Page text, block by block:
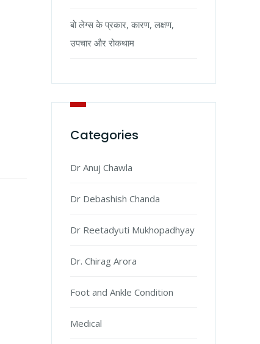
बो लेग्स के प्रकार, कारण, लक्षण,
उपचार और रोकथाम
Categories
Dr Anuj Chawla
Dr Debashish Chanda
Dr Reetadyuti Mukhopadhyay
Dr. Chirag Arora
Foot and Ankle Condition
Medical